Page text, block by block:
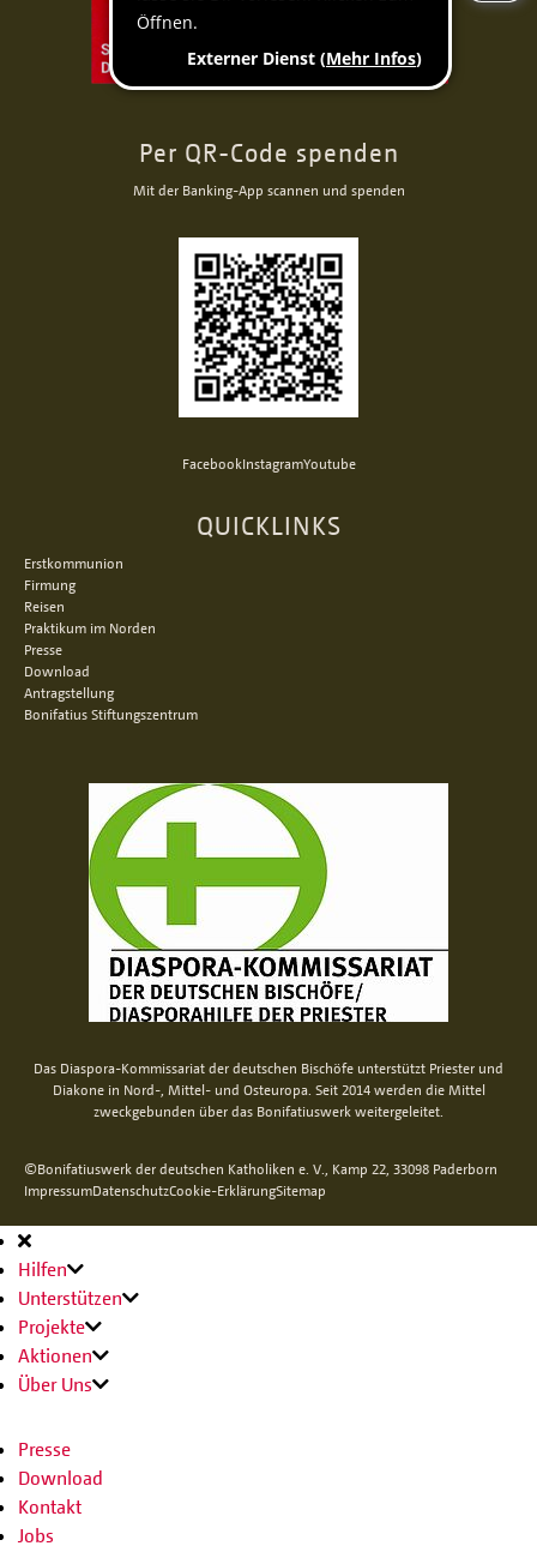
Per QR-Code spenden
Mit der Banking-App scannen und spenden
FacebookInstagramYoutube
QUICKLINKS
Erstkommunion
Firmung
Reisen
Praktikum im Norden
Presse
Download
Antragstellung
Bonifatius Stiftungszentrum
Das Diaspora-Kommissariat der deutschen Bischöfe unterstützt Priester und
Diakone in Nord-, Mittel- und Osteuropa. Seit 2014 werden die Mittel
zweckgebunden über das Bonifatiuswerk weitergeleitet.
©Bonifatiuswerk der deutschen Katholiken e. V., Kamp 22, 33098 Paderborn
ImpressumDatenschutzCookie-ErklärungSitemap
Hauptnavigation
Hilfen
Unterstützen
Projekte
Aktionen
Über Uns
Presse
Download
Kontakt
Jobs